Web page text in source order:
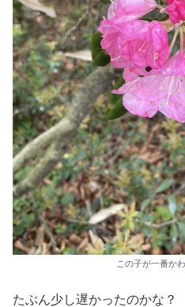
この子が一番か
たぶん少し遅かったのかな？